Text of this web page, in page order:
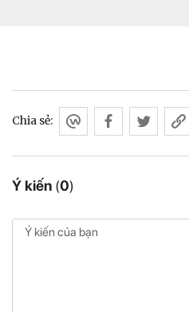
Ý kiến (0)
Chia sẻ: